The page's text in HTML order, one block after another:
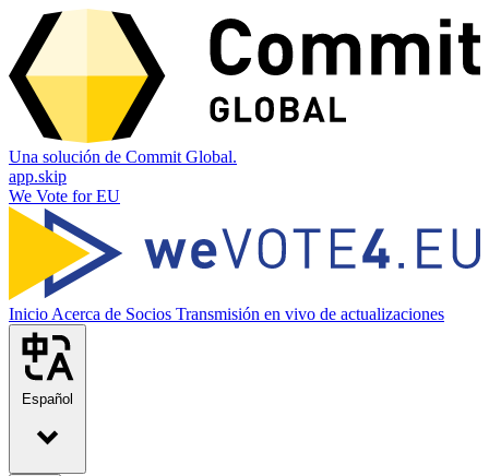
Una solución de Commit Global.
app.skip
We Vote for EU
Inicio Acerca de Socios Transmisión en vivo de actualizaciones
Español